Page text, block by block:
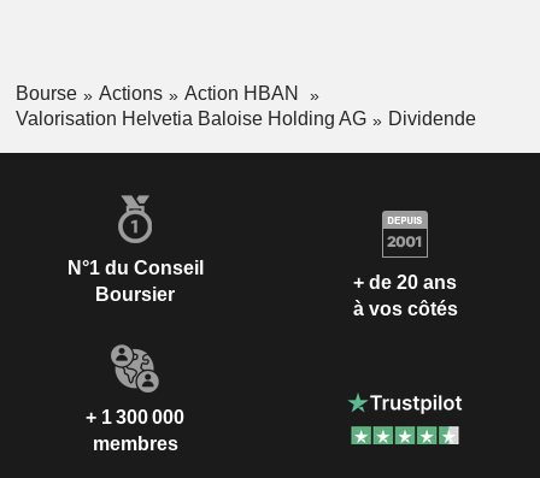
Bourse Actions
Action HBAN
Valorisation Helvetia Baloise Holding AG
Dividende
N°1 du Conseil
Boursier
+ de 20 ans
à vos côtés
+ 1 300 000
membres